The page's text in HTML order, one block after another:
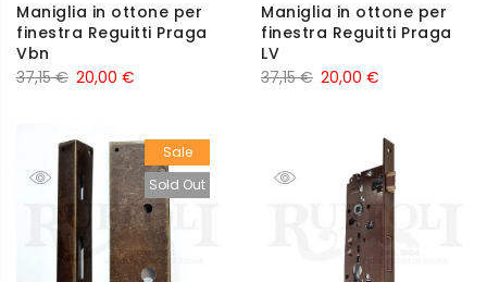
Maniglia in ottone per
finestra Reguitti Praga
Vbn
37,15€ 20,00 €
Maniglia in ottone per
finestra Reguitti Praga
LV
37,15€ 20,00 €
Sale
Sold Out